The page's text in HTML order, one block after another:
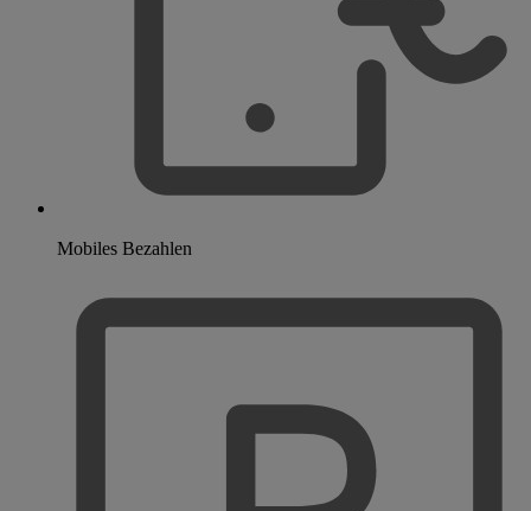
Mobiles Bezahlen